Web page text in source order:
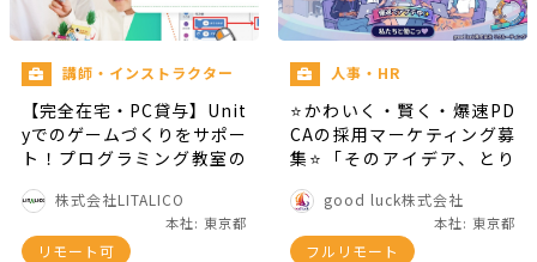
講師・インストラクター
【完全在宅・PC貸与】Unit
yでのゲームづくりをサポー
ト！プログラミング教室の
株式会社LITALICO
本社: 東京都
リモート可
人事・HR
⭐かわいく・賢く・爆速PD
CAの採用マーケティング募
集⭐「そのアイデア、とり
ャルチームで、今日も改善
中～ 」
good luck株式会社
本社: 東京都
フルリモート